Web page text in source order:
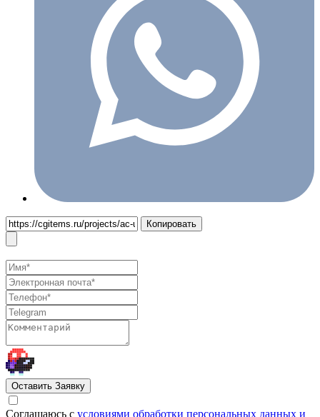
Копировать
Оставить Заявку
Cоглашаюсь с условиями обработки персональных данных и